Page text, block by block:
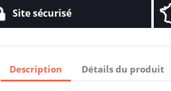
Site sécurisé
Description Détails du produit